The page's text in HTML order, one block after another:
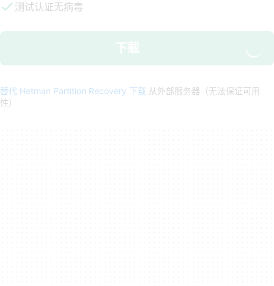
测试认证无病毒
下载
替代 Hetman Partition Recovery 下载 从外部服务器（无法保证可用
性）